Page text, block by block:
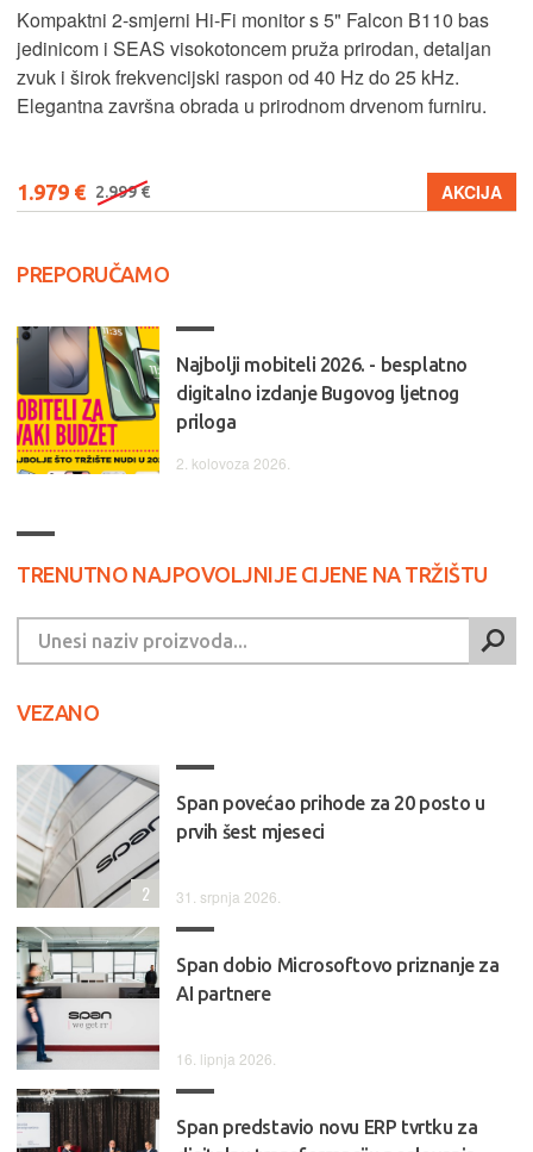
Kompaktni 2-smjerni Hi-Fi monitor s 5" Falcon B110 bas
jedinicom i SEAS visokotoncem pruža prirodan, detaljan
zvuk i širok frekvencijski raspon od 40 Hz do 25 kHz.
Elegantna završna obrada u prirodnom drvenom furniru.
1.979 € 2.999 € AKCIJA
PREPORUČAMO
Najbolji mobiteli 2026. - besplatno
digitalno izdanje Bugovog ljetnog
priloga
2. kolovoza 2026.
TRENUTNO NAJPOVOLJNIJE CIJENE NA TRŽIŠTU
VEZANO
Span povećao prihode za 20 posto u
prvih šest mjeseci
31. srpnja 2026.
2
Span dobio Microsoftovo priznanje za
AI partnere
16. lipnja 2026.
Span predstavio novu ERP tvrtku za